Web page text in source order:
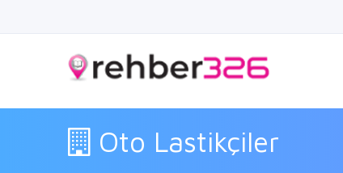
Oto Lastikçiler